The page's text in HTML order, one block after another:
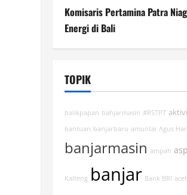
Komisaris Pertamina Patra
Energi di Bali
TOPIK
balikpapan bahjarmasin #RSTPT
bantuan banjarbaru amuntai Agus
banjarmasin ampah
Kalteng banjar Bank BRI